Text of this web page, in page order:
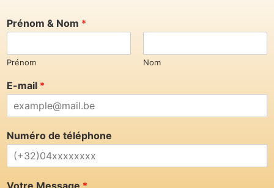
Prénom & Nom *
Prénom Nom
E-mail *
Numéro de téléphone
Votre Message *